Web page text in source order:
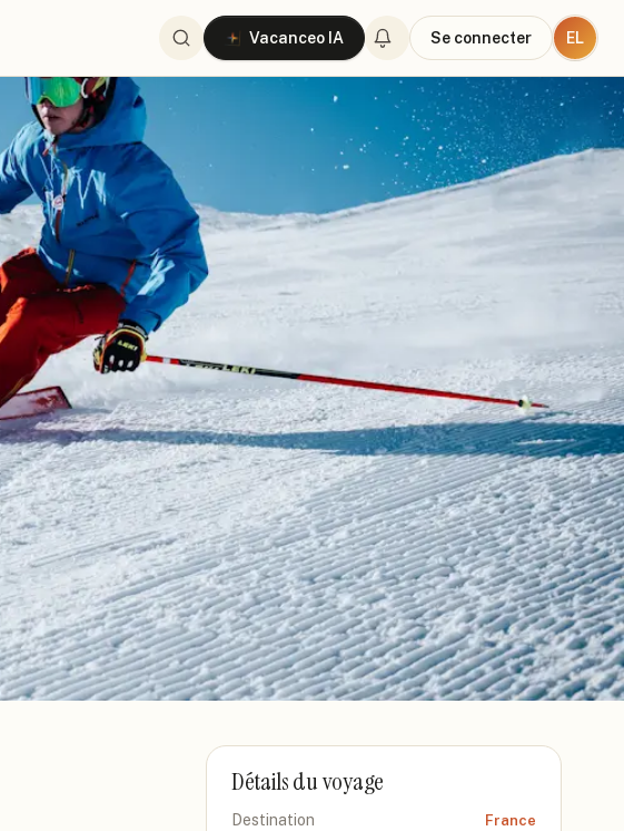
Vacanceo IA Se connecter EL
Détails du voyage
Destination France